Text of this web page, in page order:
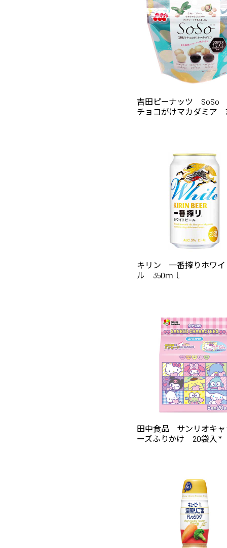
吉田ピーナッツ SoSo
チョコがけマカダミア
キリン 一番搾りホワイ
ル 350ｍｌ
田中食品 サンリオキャ
ーズふりかけ 20袋入 *